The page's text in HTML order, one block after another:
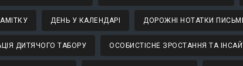
ДЕНЬ У КАЛЕНДАРІ ДОРОЖНІ НОТАТКИ
ДИТЯЧОГО ТАБОРУ ОСОБИСТІСНЕ ЗРОСТАННЯ ТА